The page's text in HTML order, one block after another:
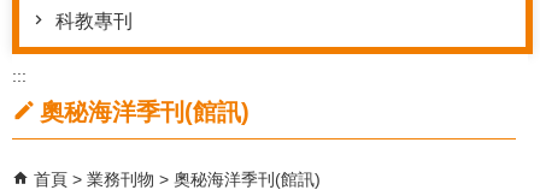
科教專刊
:::
奧秘海洋季刊(館訊)
首頁 業務刊物 奧秘海洋季刊(館訊)